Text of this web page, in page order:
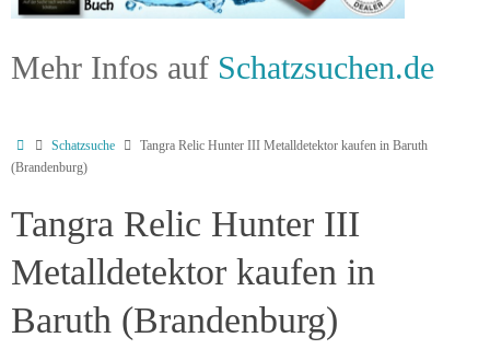
Mehr Infos auf Schatzsuchen.de
Schatzsuche
Tangra Relic Hunter III Metalldetektor kaufen in Baruth
(Brandenburg)
Tangra Relic Hunter III
Metalldetektor kaufen in
Baruth (Brandenburg)